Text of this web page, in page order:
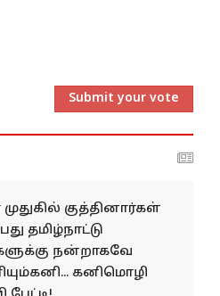
Submit your vote
முதுகில் குத்தினார்கள்
தமிழ்நாட்டு
நன்றாகவே
கனிமொழி